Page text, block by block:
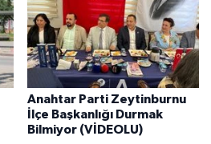
Anahtar Parti Zeytinburnu
İlçe Başkanlığı Durmak
Bilmiyor (VİDEOLU)